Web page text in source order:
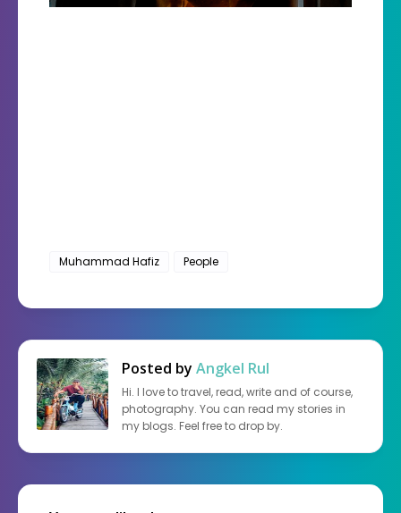
Muhammad Hafiz People
Posted by Angkel Rul
Hi. I love to travel, read, write and of course,
photography. You can read my stories in
my blogs. Feel free to drop by.